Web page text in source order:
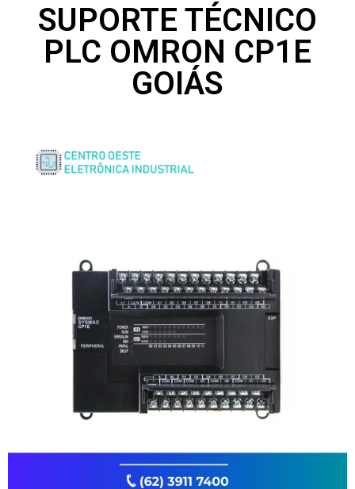
SUPORTE TÉCNICO
PLC OMRON CP1E
GOIÁS